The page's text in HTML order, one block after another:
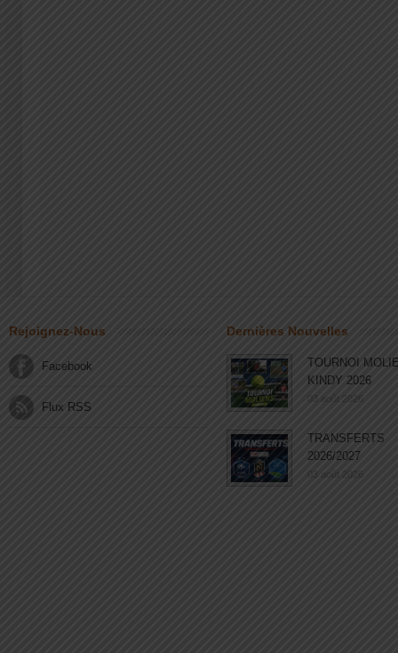
Rejoignez-Nous
Facebook
Flux RSS
Dernières Nouvelles
TOURNOI
KINDY 2026
03 août 2026
TRANSFERTS
2026/2027
03 août 2026